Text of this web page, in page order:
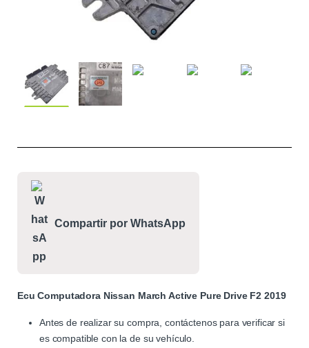
Compartir por WhatsApp
Ecu Computadora Nissan March Active Pure Drive F2 2019
Antes de realizar su compra, contáctenos para verificar si
es compatible con la de su vehículo.